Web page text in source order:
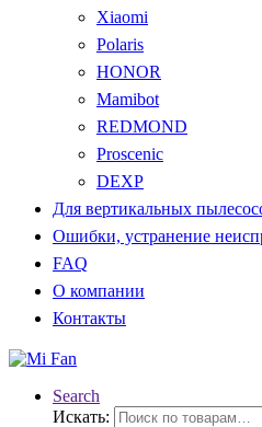
Xiaomi
Polaris
HONOR
Mamibot
REDMOND
Proscenic
DEXP
Для вертикальных
Ошибки, устранение
FAQ
О компании
Контакты
Search
Искать: